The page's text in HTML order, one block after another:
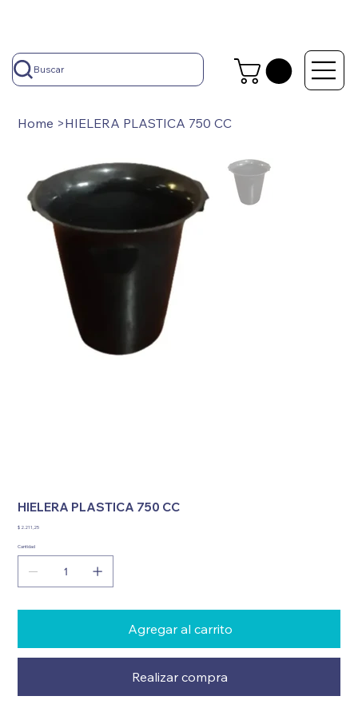
Buscar
Home >HIELERA PLASTICA 750 CC
HIELERA PLASTICA 750 CC
Precio
$ 2.211,25
Cantidad
Agregar al carrito
Realizar compra